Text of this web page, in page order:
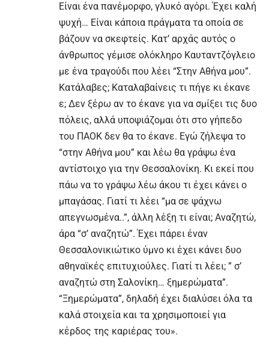
Είναι ένα πανέμορφο, γλυκό αγόρι. Έχει καλή
ψυχή… Είναι κάποια πράγματα τα οποία σε
βάζουν να σκεφτείς. Κατ’ αρχάς αυτός ο
άνθρωπος γέμισε ολόκληρο Καυταντζόγλειο
με ένα τραγούδι που λέει “Στην Αθήνα μου”.
Κατάλαβες; Καταλαβαίνεις τι πήγε κι έκανε
ε; Δεν ξέρω αν το έκανε για να σμίξει τις δυο
πόλεις, αλλά υποψιάζομαι ότι στο γήπεδο
του ΠΑΟΚ δεν θα το έκανε. Εγώ ζήλεψα το
“στην Αθήνα μου” και λέω θα γράψω ένα
αντίστοιχο για την Θεσσαλονίκη. Κι εκεί που
πάω να το γράψω λέω άκου τι έχει κάνει ο
μπαγάσας. Γιατί τι λέει “μα σε ψάχνω
απεγνωσμένα..”, άλλη λέξη τι είναι; Αναζητώ,
άρα “σ’ αναζητώ”. Έχει πάρει έναν
Θεσσαλονικιώτικο ύμνο κι έχει κάνει δυο
αθηναϊκές επιτυχιούλες. Γιατί τι λέει; ” σ’
αναζητώ στη Σαλονίκη… ξημερώματα”.
“Ξημερώματα”, δηλαδή έχει διαλύσει όλα τα
καλά στοιχεία και τα χρησιμοποιεί για
κέρδος της καριέρας του».